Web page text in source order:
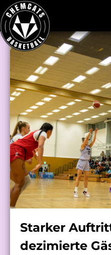
Starker
dezimierte